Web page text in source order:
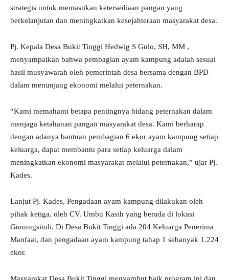
strategis untuk memastikan ketersediaan pangan yang
berkelanjutan dan meningkatkan kesejahteraan masyarakat desa.
Pj. Kepala Desa Bukit Tinggi Hedwig S Gulo, SH, MM ,
menyampaikan bahwa pembagian ayam kampung adalah sesuai
hasil musyawarah oleh pemerintah desa bersama dengan BPD
dalam menunjang ekonomi melalui peternakan.
“Kami memahami betapa pentingnya bidang peternakan dalam
menjaga ketahanan pangan masyarakat desa. Kami berharap
dengan adanya bantuan pembagian 6 ekor ayam kampung setiap
keluarga, dapat membantu para setiap keluarga dalam
meningkatkan ekonomi masyarakat melalui peternakan,” ujar Pj.
Kades.
Lanjut Pj. Kades, Pengadaan ayam kampung dilakukan oleh
pihak ketiga, oleh CV. Umbu Kasih yang berada di lokasi
Gunungsitoli. Di Desa Bukit Tinggi ada 204 Keluarga Penerima
Manfaat, dan pengadaan ayam kampung tahap 1 sebanyak 1.224
ekor.